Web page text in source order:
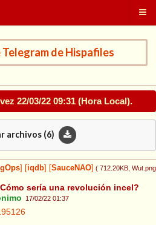
de Hispafiles
22/03/22 09:31 (Hora Local).
archivos (6)
iqdb SauceNAO ( 712.20KB , Wut.png
sería una revolución incel?
17/02/22 01:37